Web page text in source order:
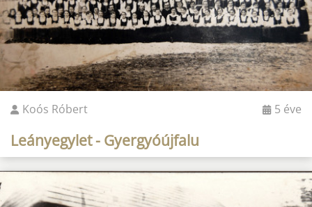
Koós Róbert 5 éve
Leányegylet - Gyergyóújfalu